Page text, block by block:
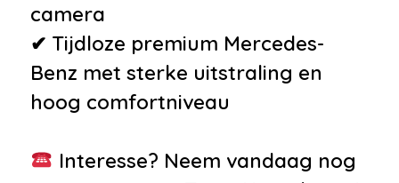
camera
✔ Tijdloze premium Mercedes-
Benz met sterke uitstraling en
hoog comfortniveau
Interesse? Neem vandaag nog